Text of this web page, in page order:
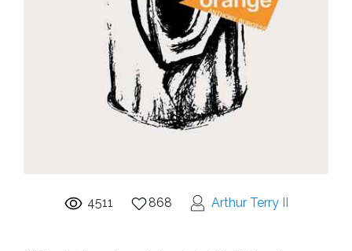
4511 868 Arthur Terry II